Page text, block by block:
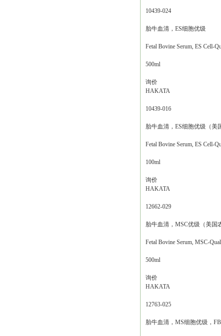
10439-024
胎牛血清，ES细胞优级
Fetal Bovine Serum, ES Cell-
500ml
询价
HAKATA
10439-016
胎牛血清，ES细胞优级（美
Fetal Bovine Serum, ES Cell-
100ml
询价
HAKATA
12662-029
胎牛血清，MSC优级（美国
Fetal Bovine Serum, MSC-
500ml
询价
HAKATA
12763-025
胎牛血清，MS细胞优级，